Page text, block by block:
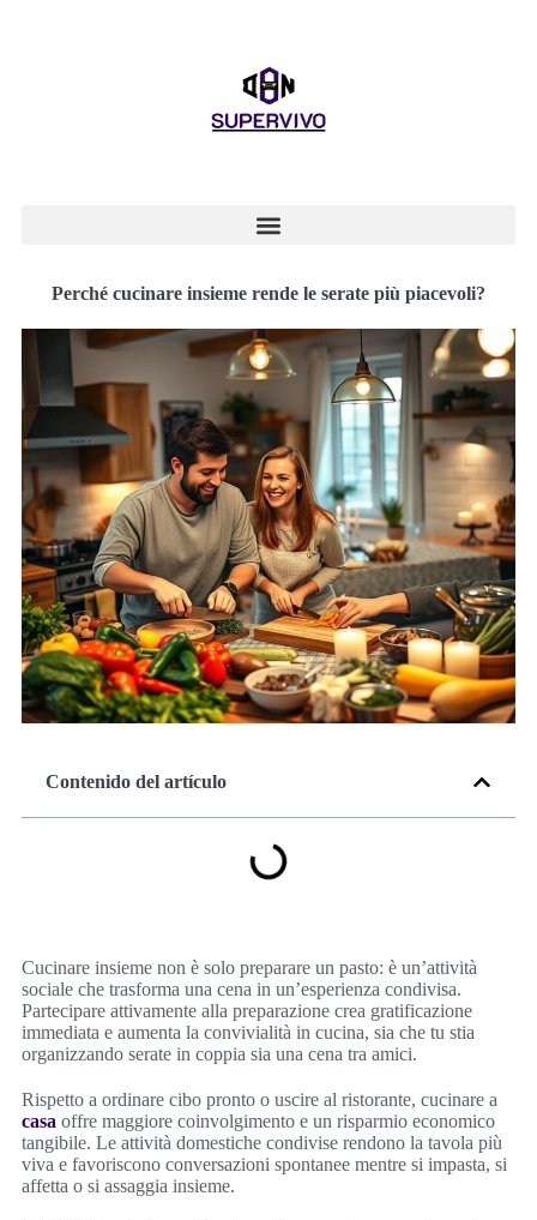
Perché cucinare insieme rende le serate più piacevoli?
Contenido del artículo
Cucinare insieme non è solo preparare un pasto: è un’attività
sociale che trasforma una cena in un’esperienza condivisa.
Partecipare attivamente alla preparazione crea gratificazione
immediata e aumenta la convivialità in cucina, sia che tu stia
organizzando serate in coppia sia una cena tra amici.
Rispetto a ordinare cibo pronto o uscire al ristorante, cucinare a
casa offre maggiore coinvolgimento e un risparmio economico
tangibile. Le attività domestiche condivise rendono la tavola più
viva e favoriscono conversazioni spontanee mentre si impasta, si
affetta o si assaggia insieme.